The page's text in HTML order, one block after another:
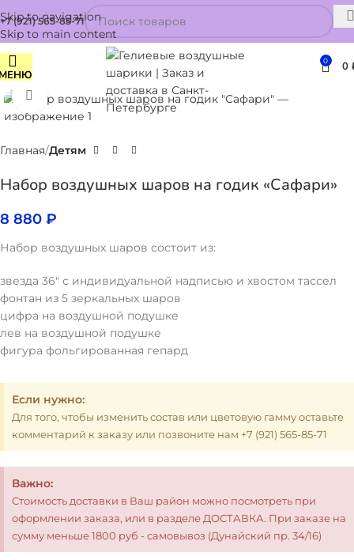
Skip to navigation
Skip to main content
+7 (921) 565-85-71
0 0
Нажмите, чтобы увеличить
Главная Детям
Набор воздушных шаров на годик «Сафари»
8 880 ₽
Набор воздушных шаров состоит из:
звезда 36″ с индивидуальной надписью и хвостом тассел
фонтан из 5 зеркальных шаров
цифра на воздушной подушке
лев на воздушной подушке
фигура фольгированная гепард
Если нужно:
Для того, чтобы изменить состав или цветовую гамму оставьте
комментарий к заказу или позвоните нам +7 (921) 565-85-71
Важно:
Стоимость доставки в Ваш район можно посмотреть при
оформлении заказа, или в разделе ДОСТАВКА. При заказе на
сумму меньше 1800 руб - самовывоз (Дунайский пр. 34/16)